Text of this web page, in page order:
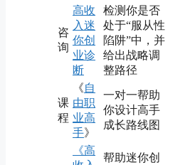
咨
询
高收
入迷
你创
业诊
断
检测你是否
处于“服从性
陷阱”中，并
给出战略调
整路径
课
程
《自
由职
业高
手》
一对一帮助
你设计高手
成长路线图
《高
帮助迷你创